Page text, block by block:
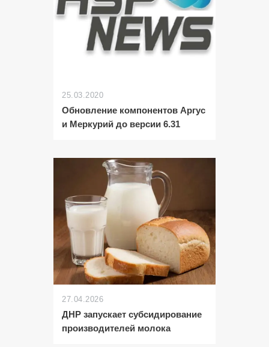
25.03.2020
Обновление компонентов Аргус
и Меркурий до версии 6.31
27.04.2026
ДНР запускает субсидирование
производителей молока